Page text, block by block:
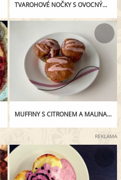
TVAROHOVÉ NOČKY S OVOCNÝM ROZVAREM
MUFFINY S CITRONEM A MALINAMI
REKLAMA